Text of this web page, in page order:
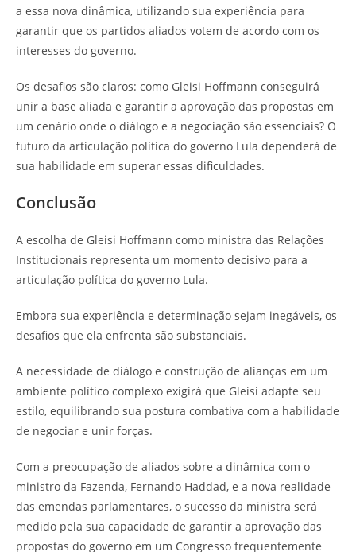
a essa nova dinâmica, utilizando sua experiência para
garantir que os partidos aliados votem de acordo com os
interesses do governo.
Os desafios são claros: como Gleisi Hoffmann conseguirá
unir a base aliada e garantir a aprovação das propostas em
um cenário onde o diálogo e a negociação são essenciais? O
futuro da articulação política do governo Lula dependerá de
sua habilidade em superar essas dificuldades.
Conclusão
A escolha de Gleisi Hoffmann como ministra das Relações
Institucionais representa um momento decisivo para a
articulação política do governo Lula.
Embora sua experiência e determinação sejam inegáveis, os
desafios que ela enfrenta são substanciais.
A necessidade de diálogo e construção de alianças em um
ambiente político complexo exigirá que Gleisi adapte seu
estilo, equilibrando sua postura combativa com a habilidade
de negociar e unir forças.
Com a preocupação de aliados sobre a dinâmica com o
ministro da Fazenda, Fernando Haddad, e a nova realidade
das emendas parlamentares, o sucesso da ministra será
medido pela sua capacidade de garantir a aprovação das
propostas do governo em um Congresso frequentemente